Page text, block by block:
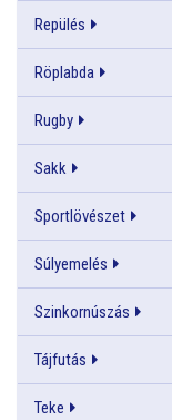
Repülés
Röplabda
Rugby
Sakk
Sportlövészet
Súlyemelés
Szinkornúszás
Tájfutás
Teke